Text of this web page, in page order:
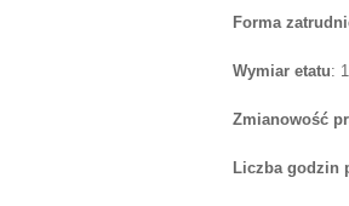
Forma
Wymiar etatu: 1
Zmianowość
Liczba godzin